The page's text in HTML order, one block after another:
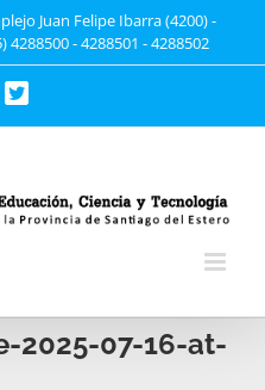
Juan Felipe Ibarra (4200) -
4288500 - 4288501 - 4288502
Twitter
2025-07-16-at-